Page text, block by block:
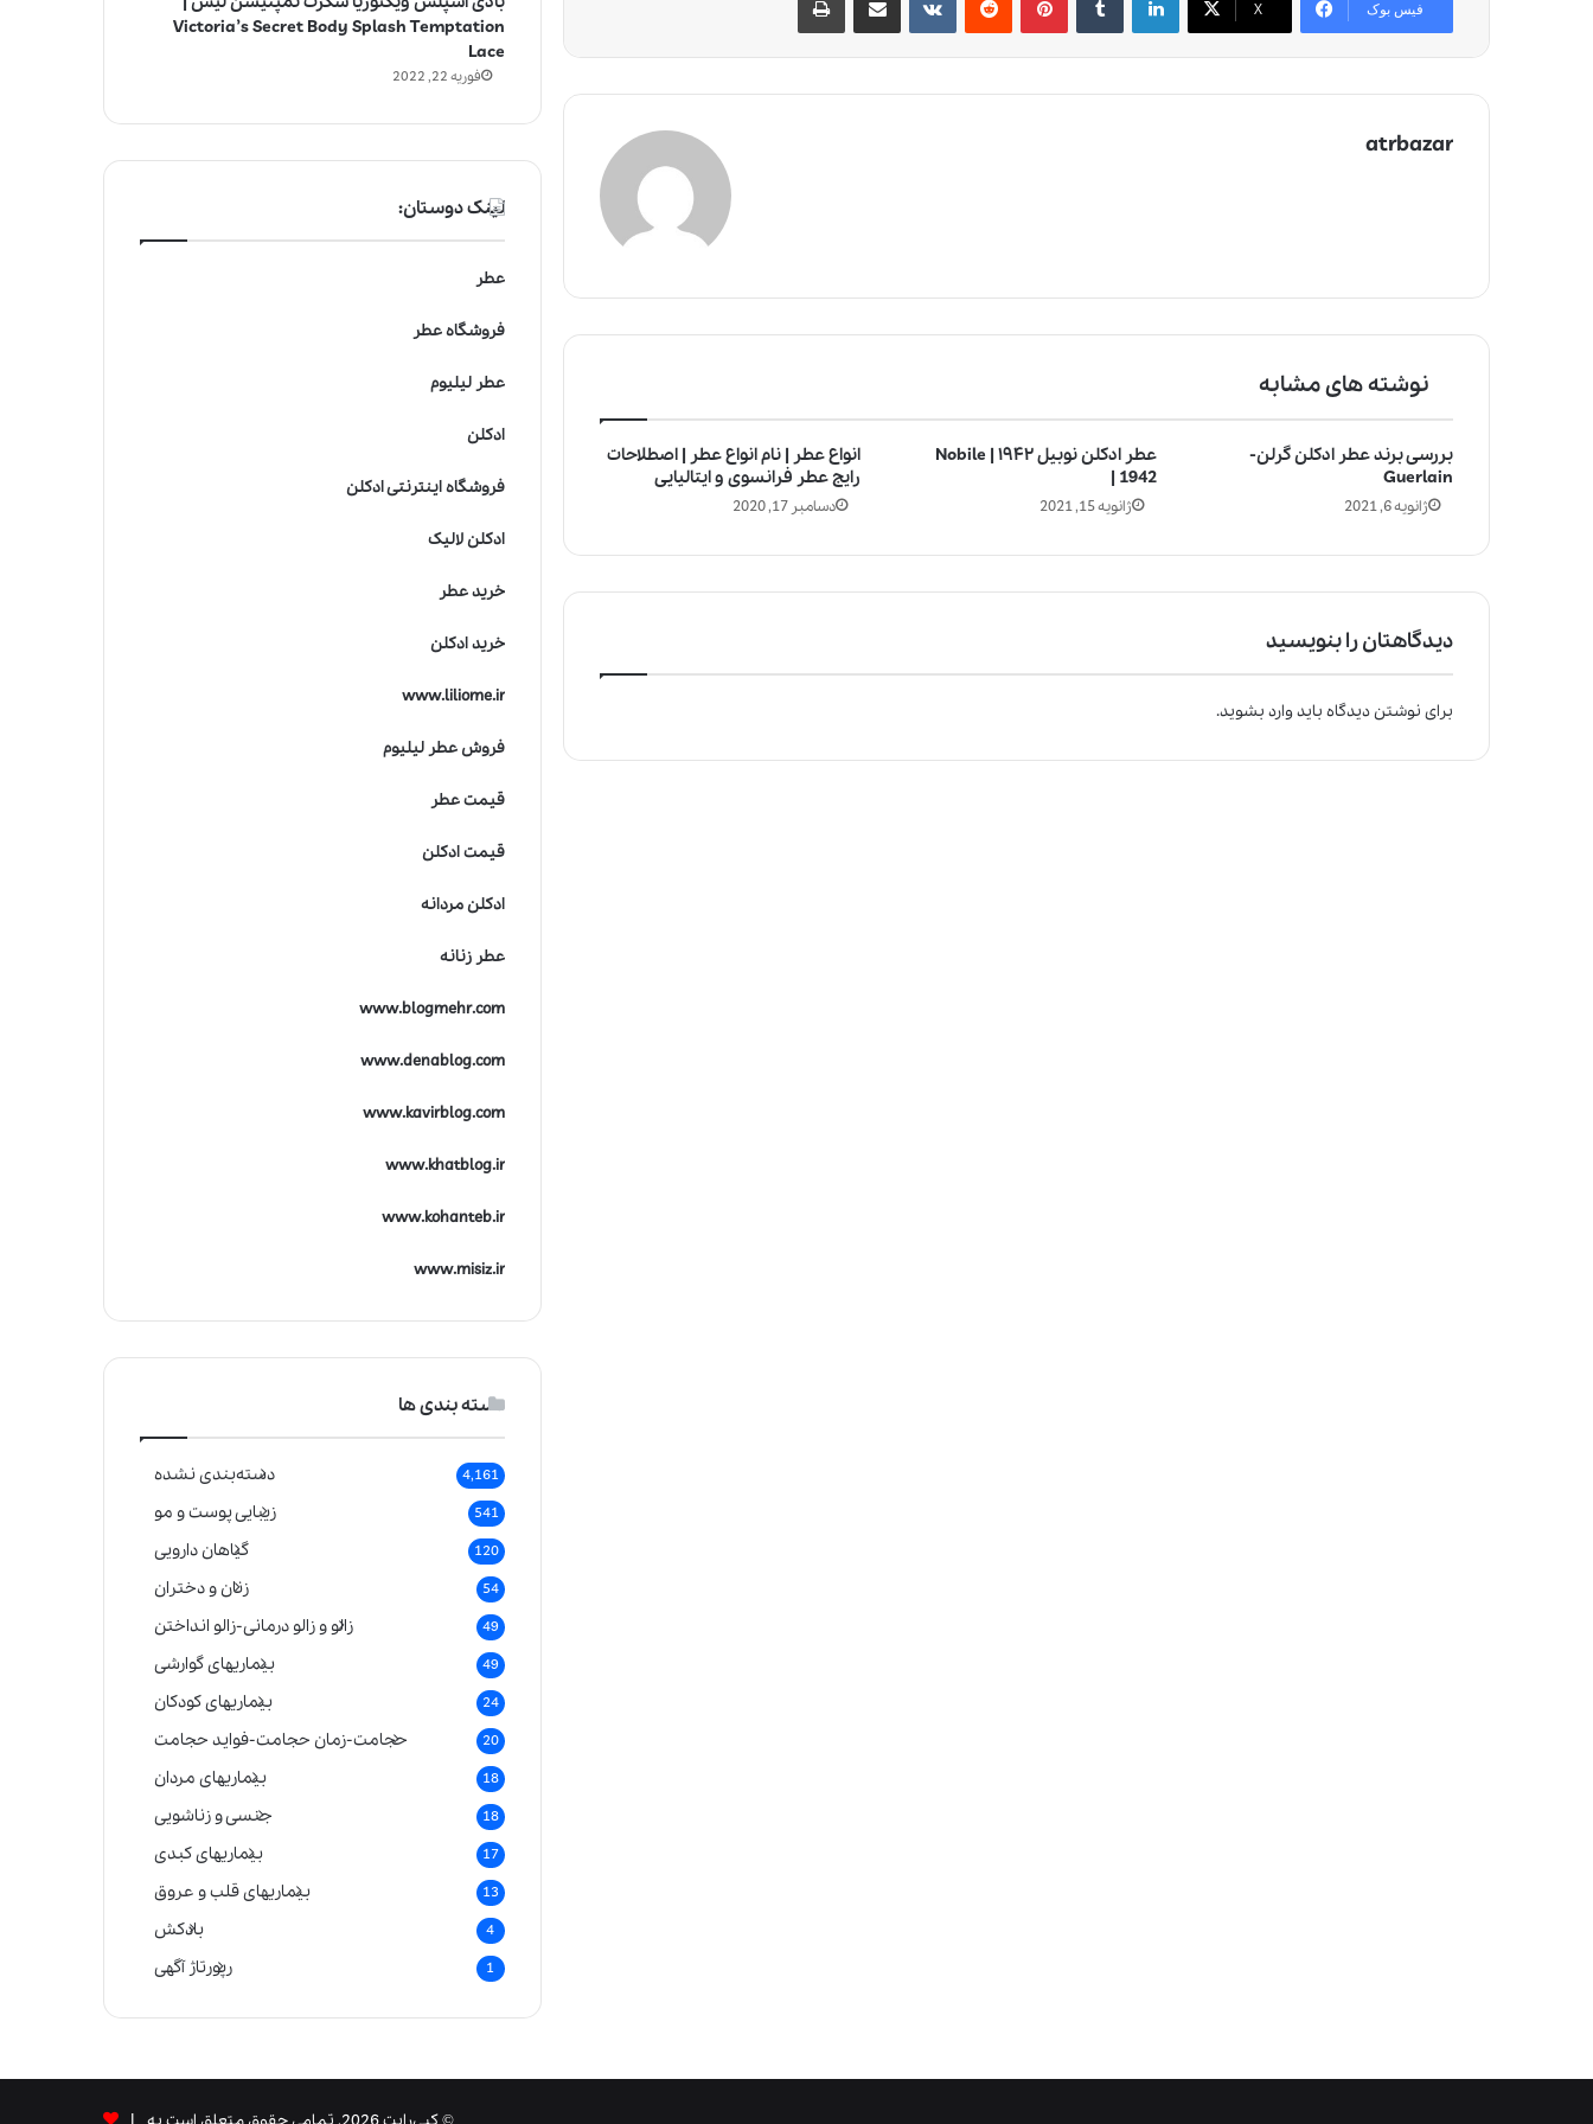
فیس بوک X
atrbazar
نوشته های مشابه
انواع عطر | نام انواع عطر | اصطلاحات
رایج عطر فرانسوی و ایتالیایی
دسامبر 17, 2020
عطر ادکلن نوبیل ۱۹۴۲ | Nobile
1942 |
ژانویه 15, 2021
بررسی برند عطر ادکلن گرلن-
Guerlain
ژانویه 6, 2021
دیدگاهتان را بنویسید
برای نوشتن دیدگاه بایدوارد بشوید.
Victoria’s Secret Body Splash Temptation
Lace
فوریه 22, 2022
لینک دوستان:
عطر
فروشگاه عطر
عطر لیلیوم
ادکلن
فروشگاه اینترنتی ادکلن
ادکلن لالیک
خرید عطر
خرید ادکلن
www.liliome.ir
فروش عطر لیلیوم
قیمت عطر
قیمت ادکلن
ادکلن مردانه
عطر زنانه
www.blogmehr.com
www.denablog.com
www.kavirblog.com
www.khatblog.ir
www.kohanteb.ir
www.misiz.ir
دسته بندی ها
دسته‌بندی نشده 4,161
زیبایی پوست و مو 541
گیاهان دارویی 120
زنان و دختران 54
زالو و زالو درمانی-زالو انداختن 49
بیماریهای گوارشی 49
بیماریهای کودکان 24
حجامت-زمان حجامت-فواید حجامت 20
بیماریهای مردان 18
جنسی و زناشویی 18
بیماریهای کبدی 17
بیماریهای قلب و عروق 13
بادکش 4
رپورتاژ آگهی 1